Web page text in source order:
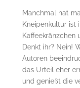
Manchmal hat
Kneipenkultur ist
Kaffeekränzchen
Denkt ihr? Nein!
Autoren
das Urteil eher
und genießt die